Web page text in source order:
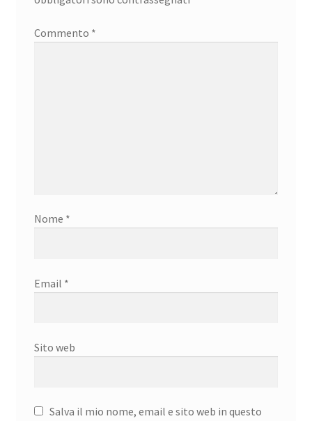
Commento *
Nome *
Email *
Sito web
Salva il mio nome, email e sito web in questo